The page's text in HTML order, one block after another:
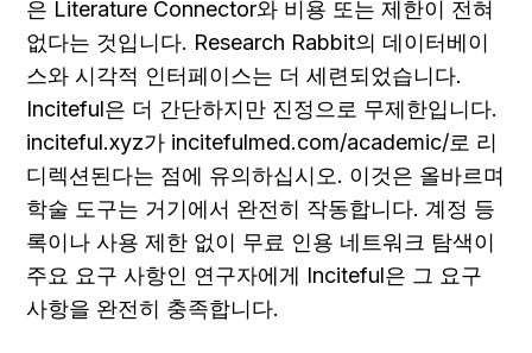
은 Literature Connector와 비용 또는 제한이 전혀
없다는 것입니다. Research Rabbit의 데이터베이
스와 시각적 인터페이스는 더 세련되었습니다.
Inciteful은 더 간단하지만 진정으로 무제한입니다.
inciteful.xyz가 incitefulmed.com/academic/로 리
디렉션된다는 점에 유의하십시오. 이것은 올바르며
학술 도구는 거기에서 완전히 작동합니다. 계정 등
록이나 사용 제한 없이 무료 인용 네트워크 탐색이
주요 요구 사항인 연구자에게 Inciteful은 그 요구
사항을 완전히 충족합니다.